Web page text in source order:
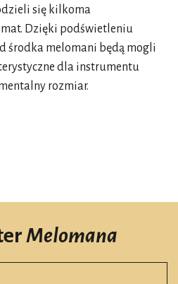
się kilkoma
Dzięki podświetleniu
środka melomani będą mogli
dla instrumentu
rozmiar.
Melomana